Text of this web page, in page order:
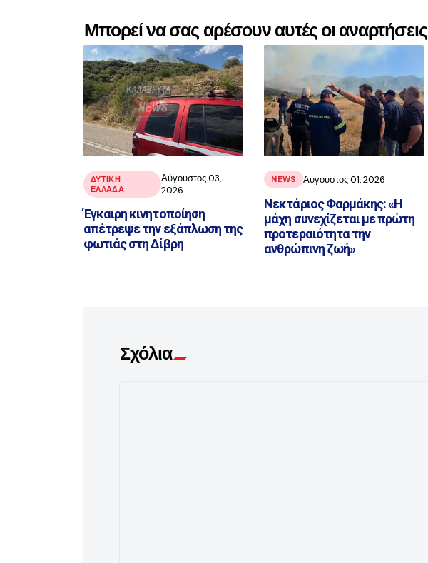
Μπορεί να σας αρέσουν αυτές οι αναρτήσεις
ΔΥΤΙΚΗ
ΕΛΛΑΔΑ
Αύγουστος 03,
2026
Έγκαιρη κινητοποίηση
απέτρεψε την εξάπλωση της
φωτιάς στη Δίβρη
NEWS Αύγουστος 01, 2026
Νεκτάριος Φαρμάκης: «Η
μάχη συνεχίζεται με πρώτη
προτεραιότητα την
ανθρώπινη ζωή»
Σχόλια